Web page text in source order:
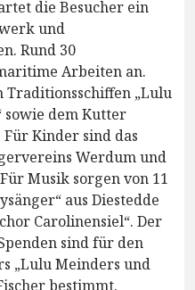
die Besucher ein
und
Rund 30
Arbeiten an.
Traditionsschiffen „Lulu
sowie dem Kutter
Für Kinder sind das
Werdum und
Musik sorgen von 11
aus Diestedde
Carolinensiel“. Der
sind für den
„Lulu Meinders und
bestimmt.